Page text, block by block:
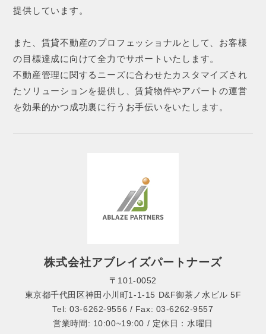
提供しています。
また、賃貸不動産のプロフェッショナルとして、お客様
の目標達成に向けて全力でサポートいたします。
不動産管理に関するニーズに合わせたカスタマイズされ
たソリューションを提供し、賃貸物件やアパートの運営
を効果的かつ成功裏に行うお手伝いをいたします。
株式会社アブレイズパートナーズ
〒101-0052
東京都千代田区神田小川町1-1-15 D&F御茶ノ水ビル 5F
Tel: 03-6262-9556 / Fax: 03-6262-9557
営業時間: 10:00~19:00 / 定休日：水曜日